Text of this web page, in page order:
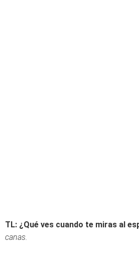
TL: ¿Qué ves cuando te miras al
canas.